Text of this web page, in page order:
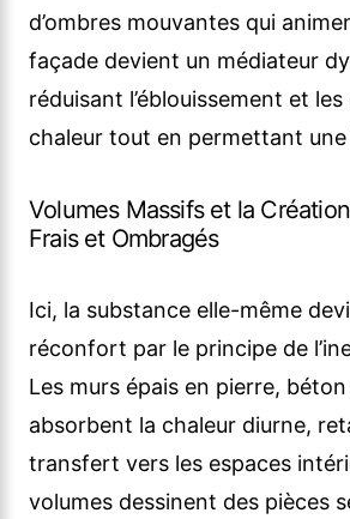
d’ombres mouvantes qui
façade devient un médiateur
réduisant l’éblouissement et
chaleur tout en permettant
Volumes Massifs et la
Frais et Ombragés
Ici, la substance elle-même
réconfort par le principe de
Les murs épais en pierre,
absorbent la chaleur diurne,
transfert vers les espaces
volumes dessinent des pièces